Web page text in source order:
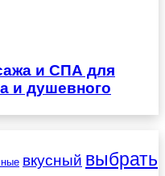
и СПА для
и душевного
вкусный выбрать